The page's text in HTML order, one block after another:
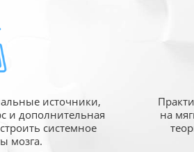
источники,
и дополнительная
системное
мозга.
на